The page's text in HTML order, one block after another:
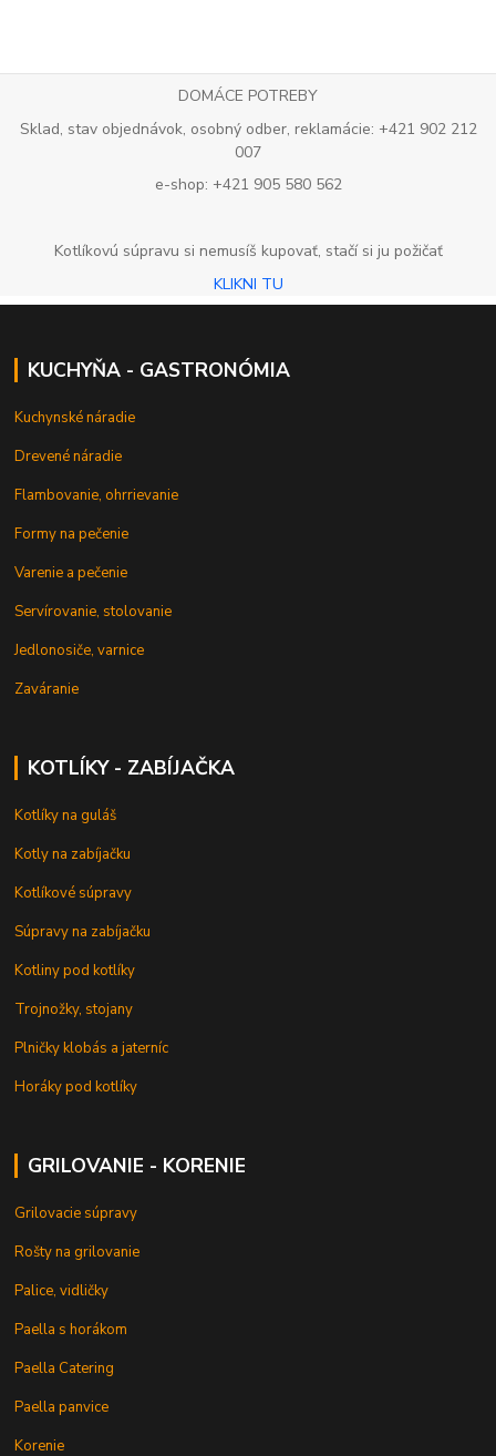
DOMÁCE POTREBY
Sklad, stav objednávok, osobný odber, reklamácie: +421 902 212
007
e-shop: +421 905 580 562
Kotlíkovú súpravu si nemusíš kupovať, stačí si ju požičať
KLIKNI TU
KUCHYŇA - GASTRONÓMIA
Kuchynské náradie
Drevené náradie
Flambovanie, ohrrievanie
Formy na pečenie
Varenie a pečenie
Servírovanie, stolovanie
Jedlonosiče, varnice
Zaváranie
KOTLÍKY - ZABÍJAČKA
Kotlíky na guláš
Kotly na zabíjačku
Kotlíkové súpravy
Súpravy na zabíjačku
Kotliny pod kotlíky
Trojnožky, stojany
Plničky klobás a jaterníc
Horáky pod kotlíky
GRILOVANIE - KORENIE
Grilovacie súpravy
Rošty na grilovanie
Palice, vidličky
Paella s horákom
Paella Catering
Paella panvice
Korenie